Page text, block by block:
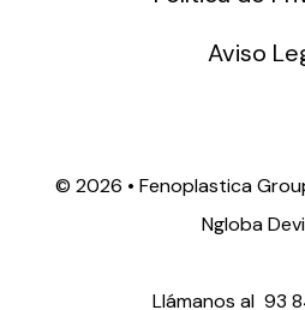
Aviso
© 2026 • Fenoplastica
Ngloba
Llámanos al 93